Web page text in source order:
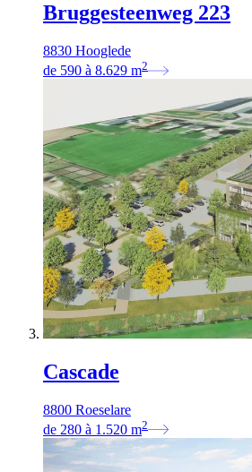
Bruggesteenweg 223
8830 Hooglede
de 590 à 8.629 m2
Cascade
8800 Roeselare
de 280 à 1.520 m2